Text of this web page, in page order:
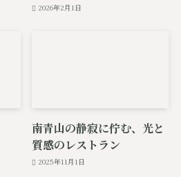
2026年2月1日
南青山の静寂に佇む、光と
質感のレストラン
2025年11月1日